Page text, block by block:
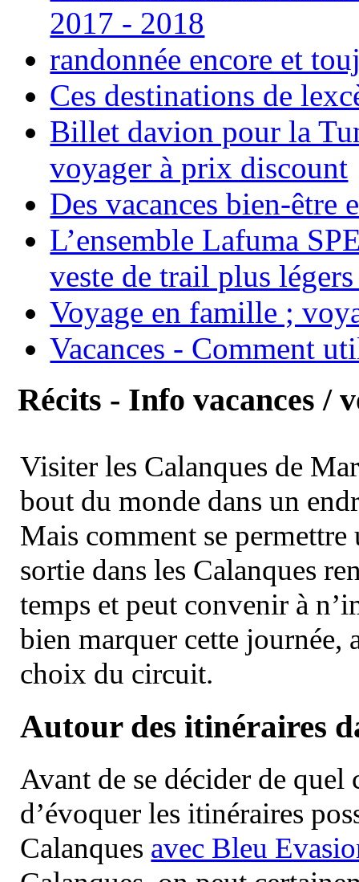
2017 - 2018
randonnée encore et
Ces destinations de
Billet davion pour la
voyager à prix discount
Des vacances bien-être
L’ensemble Lafuma
veste de trail plus
Voyage en famille ;
Vacances - Comment
Récits - Info vacances /
Visiter les Calanques de
bout du monde dans un
Mais comment se permettre
sortie dans les Calanques
temps et peut convenir à
bien marquer cette journée,
choix du circuit.
Autour des itinéraires
Avant de se décider de
d’évoquer les itinéraires
Calanques avec Bleu